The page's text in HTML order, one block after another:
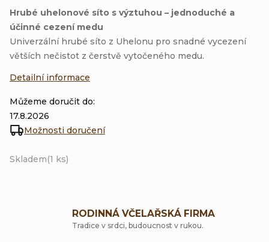
Skladem(1 ks)
Můžeme doručit do:
17.8.2026
Možnosti doručení
Hrubé uhelonové síto s výztuhou – jednoduché a
účinné cezení medu
Univerzální hrubé síto z Uhelonu pro snadné vycezení
větších nečistot z čerstvě vytočeného medu.
Detailní informace
RODINNÁ VČELAŘSKÁ FIRMA
Tradice v srdci, budoucnost v rukou.